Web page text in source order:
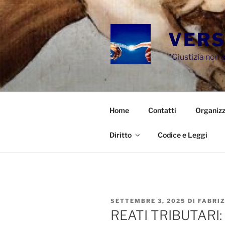
Salta
al
contenuto
"Giustizia non
Home Contatti
Diritto Codice e Leggi
PUBBLICATO
IL
SETTEMBRE 3, 2025 DI
REATI